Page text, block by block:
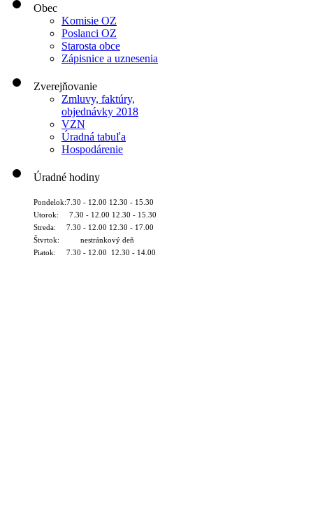
Obec
Komisie OZ
Poslanci OZ
Starosta obce
Zápisnice a uznesenia
Zverejňovanie
Zmluvy, faktúry,
objednávky 2018
VZN
Úradná tabuľa
Hospodárenie
Úradné hodiny
Pondelok:7.30 - 12.00 12.30 - 15.30
Utorok: 7.30 - 12.00 12.30 - 15.30
Streda: 7.30 - 12.00 12.30 - 17.00
Štvrtok: nestránkový deň
Piatok: 7.30 - 12.00 12.30 - 14.00